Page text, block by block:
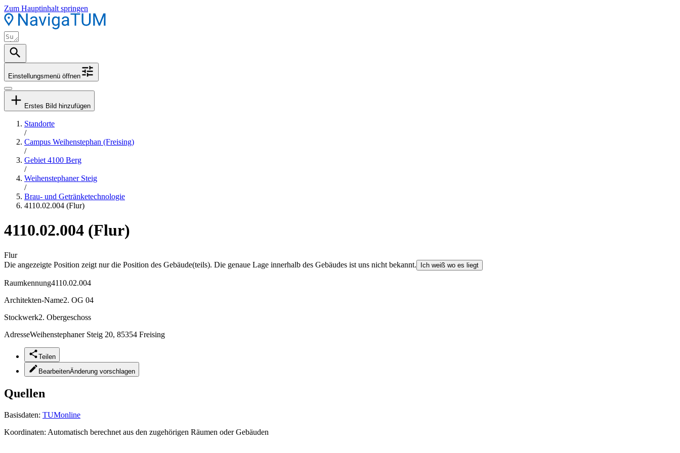
Zum Hauptinhalt springen
Einstellungsmenü öffnen
Erstes Bild hinzufügen
Standorte
/
Campus Weihenstephan (Freising)
/
Gebiet 4100 Berg
/
Weihenstephaner Steig
/
Brau- und Getränketechnologie
4110.02.004 (Flur)
4110.02.004 (Flur)
Flur
Die angezeigte Position zeigt nur die Position des Gebäude(teils). Die genaue Lage innerhalb des Gebäudes ist uns nicht bekannt.
Ich weiß wo es liegt
Raumkennung4110.02.004
Architekten-Name2. OG 04
Stockwerk2. Obergeschoss
AdresseWeihenstephaner Steig 20, 85354 Freising
Teilen
BearbeitenÄnderung vorschlagen
Quellen
Basisdaten: TUMonline
Koordinaten: Automatisch berechnet aus den zugehörigen Räumen oder Gebäuden